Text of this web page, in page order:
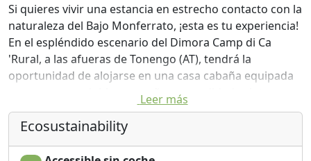
Si quieres vivir una estancia en estrecho contacto con la
naturaleza del Bajo Monferrato, ¡esta es tu experiencia!
En el espléndido escenario del Dimora Camp di Ca
'Rural, a las afueras de Tonengo (AT), tendrá la
oportunidad de alojarse en una casa cabaña equipada
con una cama doble, pequeñas comodidades internas,
baño de cabina y áreas privadas de relajación externas
(exterior ducha, relajación, terraza panorámica, mesa
para comidas). El estacionamiento y el acceso están
Leer más
Ecosustainability